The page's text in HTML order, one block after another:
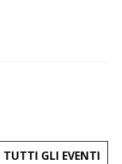
TUTTI GLI EVENTI